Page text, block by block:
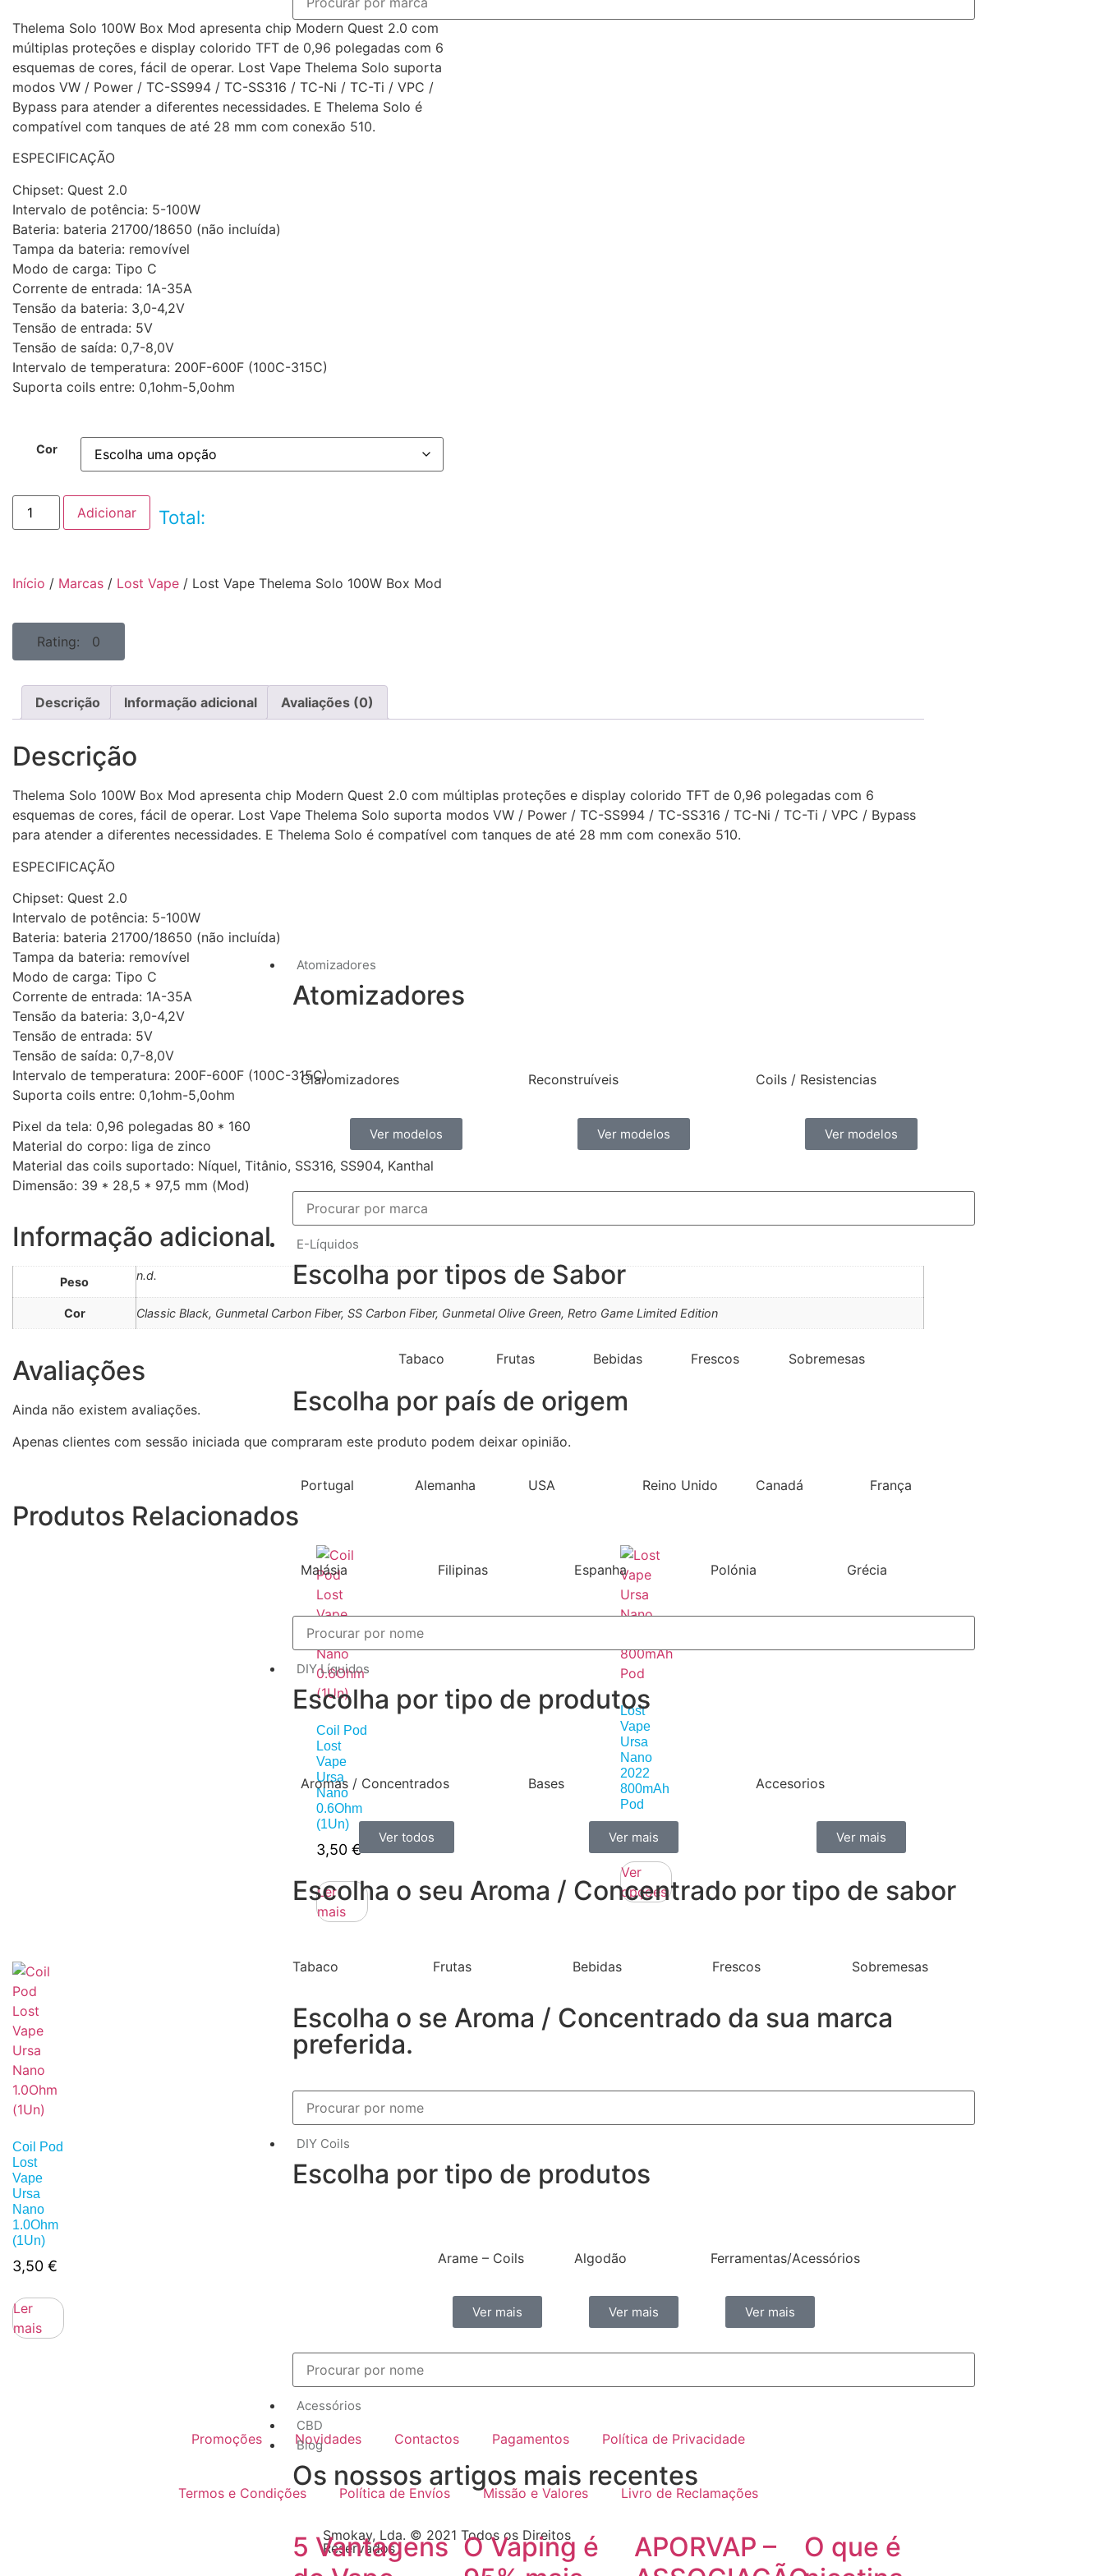
Atomizadores
Atomizadores
Claromizadores
Ver modelos
Reconstruíveis
Ver modelos
Coils / Resistencias
Ver modelos
E-Líquidos
Escolha por tipos de Sabor
Tabaco Frutas Bebidas Frescos Sobremesas
Escolha por país de origem
Portugal Alemanha USA Reino Unido Canadá França
Malásia Filipinas Espanha Polónia Grécia
DIY Líquidos
Escolha por tipo de produtos
Aromas / Concentrados
Ver todos
Bases
Ver mais
Accesorios
Ver mais
Escolha o seu Aroma / Concentrado por tipo de sabor
Tabaco Frutas Bebidas Frescos Sobremesas
Escolha o se Aroma / Concentrado da sua marca
preferida.
DIY Coils
Escolha por tipo de produtos
Arame – Coils
Ver mais
Algodão
Ver mais
Ferramentas/Acessórios
Ver mais
Acessórios
CBD
Blog
Os nossos artigos mais recentes
5 Vantagens O Vaping é
APORVAP –
O que é
Thelema Solo 100W Box Mod apresenta chip Modern Quest 2.0 com
múltiplas proteções e display colorido TFT de 0,96 polegadas com 6
esquemas de cores, fácil de operar. Lost Vape Thelema Solo suporta
modos VW / Power / TC-SS994 / TC-SS316 / TC-Ni / TC-Ti / VPC /
Bypass para atender a diferentes necessidades. E Thelema Solo é
compatível com tanques de até 28 mm com conexão 510.
ESPECIFICAÇÃO
Chipset: Quest 2.0
Intervalo de potência: 5-100W
Bateria: bateria 21700/18650 (não incluída)
Tampa da bateria: removível
Modo de carga: Tipo C
Corrente de entrada: 1A-35A
Tensão da bateria: 3,0-4,2V
Tensão de entrada: 5V
Tensão de saída: 0,7-8,0V
Intervalo de temperatura: 200F-600F (100C-315C)
Suporta coils entre: 0,1ohm-5,0ohm
Cor
Adicionar Total:
Início / Marcas / Lost Vape / Lost Vape Thelema Solo 100W Box Mod
Rating: 0
Descrição Informação adicional Avaliações (0)
Descrição
Thelema Solo 100W Box Mod apresenta chip Modern Quest 2.0 com múltiplas proteções e display colorido TFT de 0,96 polegadas com 6
esquemas de cores, fácil de operar. Lost Vape Thelema Solo suporta modos VW / Power / TC-SS994 / TC-SS316 / TC-Ni / TC-Ti / VPC / Bypass
para atender a diferentes necessidades. E Thelema Solo é compatível com tanques de até 28 mm com conexão 510.
ESPECIFICAÇÃO
Chipset: Quest 2.0
Intervalo de potência: 5-100W
Bateria: bateria 21700/18650 (não incluída)
Tampa da bateria: removível
Modo de carga: Tipo C
Corrente de entrada: 1A-35A
Tensão da bateria: 3,0-4,2V
Tensão de entrada: 5V
Tensão de saída: 0,7-8,0V
Intervalo de temperatura: 200F-600F (100C-315C)
Suporta coils entre: 0,1ohm-5,0ohm
Pixel da tela: 0,96 polegadas 80 * 160
Material do corpo: liga de zinco
Material das coils suportado: Níquel, Titânio, SS316, SS904, Kanthal
Dimensão: 39 * 28,5 * 97,5 mm (Mod)
Informação adicional
Peso n.d.
Cor Classic Black, Gunmetal Carbon Fiber, SS Carbon Fiber, Gunmetal Olive Green, Retro Game Limited Edition
Avaliações
Ainda não existem avaliações.
Apenas clientes com sessão iniciada que compraram este produto podem deixar opinião.
Produtos Relacionados
Coil Pod
Lost
Vape
Ursa
Nano
0.6Ohm
(1Un)
3,50 €
Ler
mais
Lost
Vape
Ursa
Nano
2022
800mAh
Pod
24,90
Ver
opções
Coil Pod
Lost
Vape
Ursa
Nano
1.0Ohm
(1Un)
3,50 €
Ler
mais
Promoções Novidades Contactos Pagamentos Política de Privacidade
Termos e Condições Política de Envíos Missão e Valores Livro de Reclamações
Smokay, Lda. © 2021 Todos os Direitos
Reservados